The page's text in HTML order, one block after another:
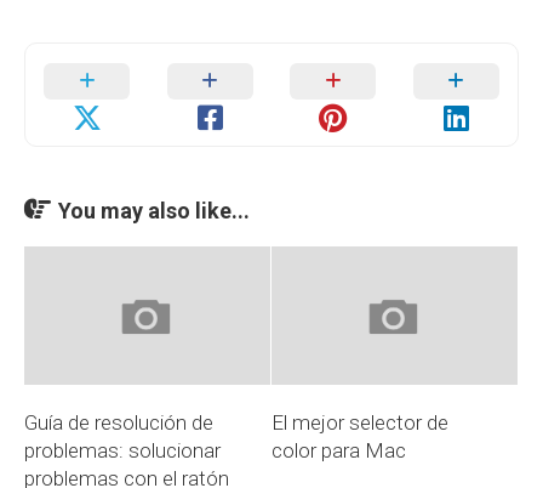
You may also like...
Guía de resolución de
problemas: solucionar
problemas con el ratón
El mejor selector de
color para Mac